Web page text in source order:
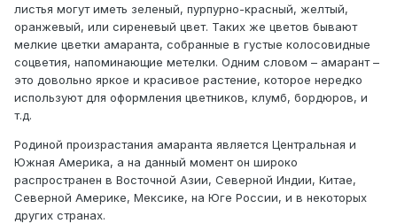
листья могут иметь зеленый, пурпурно-красный, желтый,
оранжевый, или сиреневый цвет. Таких же цветов бывают
мелкие цветки амаранта, собранные в густые колосовидные
соцветия, напоминающие метелки. Одним словом – амарант –
это довольно яркое и красивое растение, которое нередко
используют для оформления цветников, клумб, бордюров, и
т.д.
Родиной произрастания амаранта является Центральная и
Южная Америка, а на данный момент он широко
распространен в Восточной Азии, Северной Индии, Китае,
Северной Америке, Мексике, на Юге России, и в некоторых
других странах.